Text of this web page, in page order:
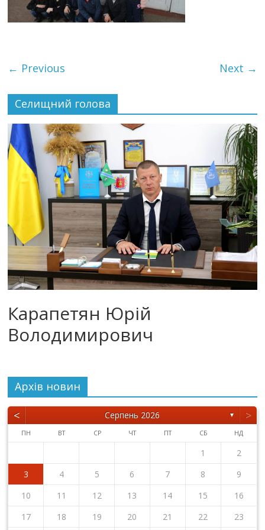
← Previous Next →
Селищний голова
Карапетян Юрій
Володимирович
Архiв новин
< Серпень 2026 ▼ >
ПН ВТ СР ЧТ ПТ СБ НД
1
2
3
4 5 6 7 8
9
10
11 12 13 14 15
16
17
18 19 20 21 22
23